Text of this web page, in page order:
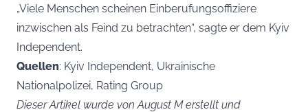
„Viele Menschen scheinen Einberufungsoffiziere
inzwischen als Feind zu betrachten“, sagte er dem Kyiv
Independent.
Quellen: Kyiv Independent, Ukrainische
Nationalpolizei, Rating Group
Dieser Artikel wurde von August M erstellt und